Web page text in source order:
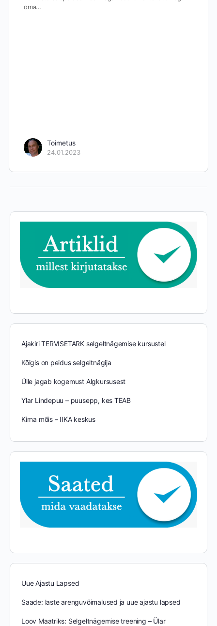
oma…
Toimetus
24.01.2023
Ajakiri TERVISETARK selgeltnägemise kursustel
Kõigis on peidus selgeltnägija
Ülle jagab kogemust Algkursusest
Ylar Lindepuu – puusepp, kes TEAB
Kirna mõis – IIKA keskus
Uue Ajastu Lapsed
Saade: laste arenguvõimalused ja uue ajastu lapsed
Loov Maatriks: Selgeltnägemise treening – Ülar